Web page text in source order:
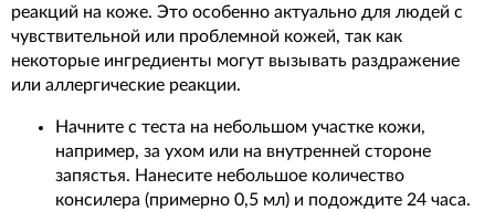
реакций на коже. Это особенно актуально для людей с
чувствительной или проблемной кожей, так как
некоторые ингредиенты могут вызывать раздражение
или аллергические реакции.
Начните с теста на небольшом участке кожи,
например, за ухом или на внутренней стороне
запястья. Нанесите небольшое количество
консилера (примерно 0,5 мл) и подождите 24 часа.